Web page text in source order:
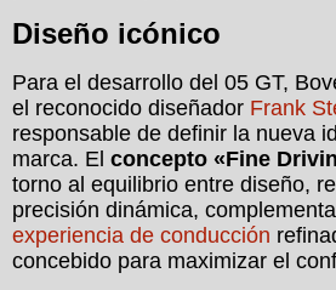
Diseño icónico
Para el desarrollo del 05 GT,
el reconocido diseñador Frank
responsable de definir la nueva
marca. El concepto «Fine
torno al equilibrio entre diseño,
precisión dinámica,
experiencia de conducción
concebido para maximizar el